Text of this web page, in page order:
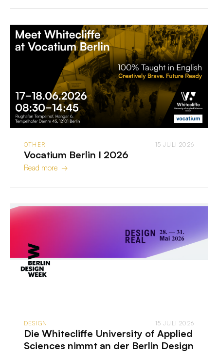
OTHER 15 JULI 2026
Vocatium Berlin I 2026
Read more →
DESIGN 15 JULI 2026
Die Whitecliffe University of Applied
Sciences nimmt an der Berlin Design